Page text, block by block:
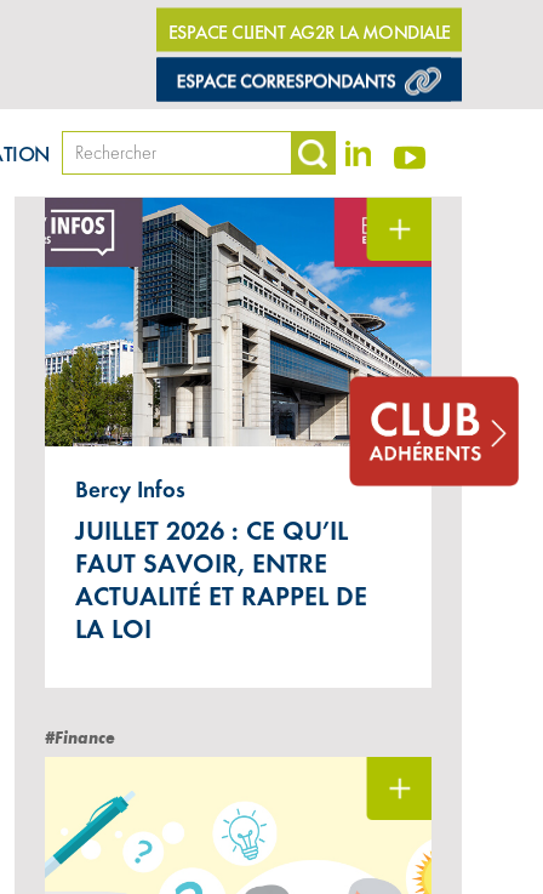
ESPACE CLIENT AG2R LA MONDIALE
LES DERNIÈRES ACTUALITÉS
#Économie et fiscalité
Bercy Infos
JUILLET 2026 : CE QU’IL
FAUT SAVOIR, ENTRE
ACTUALITÉ ET RAPPEL DE
LA LOI
#Finance